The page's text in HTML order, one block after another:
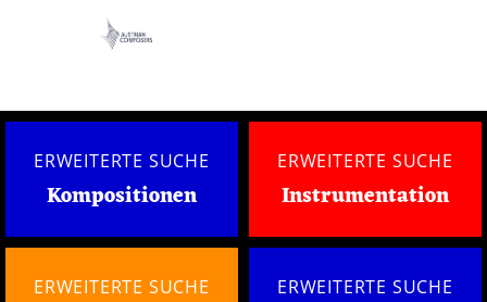
ERWEITERTE SUCHE
Kompositionen
ERWEITERTE SUCHE
Instrumentation
ERWEITERTE SUCHE ERWEITERTE SUCHE